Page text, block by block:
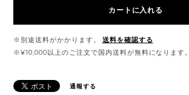
カートに入れる
※別途送料がかかります。
送料を確認する
※¥10,000以上のご注文で国内送料が無料になります。
通報する